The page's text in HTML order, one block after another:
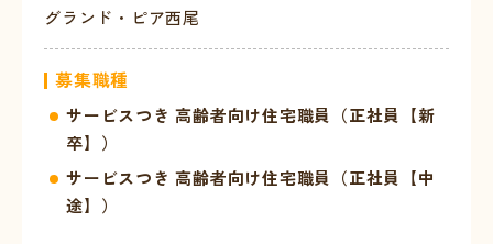
グランド・ピア西尾
募集職種
サービスつき 高齢者向け住宅職員（正社員【新
卒】）
サービスつき 高齢者向け住宅職員（正社員【中
途】）